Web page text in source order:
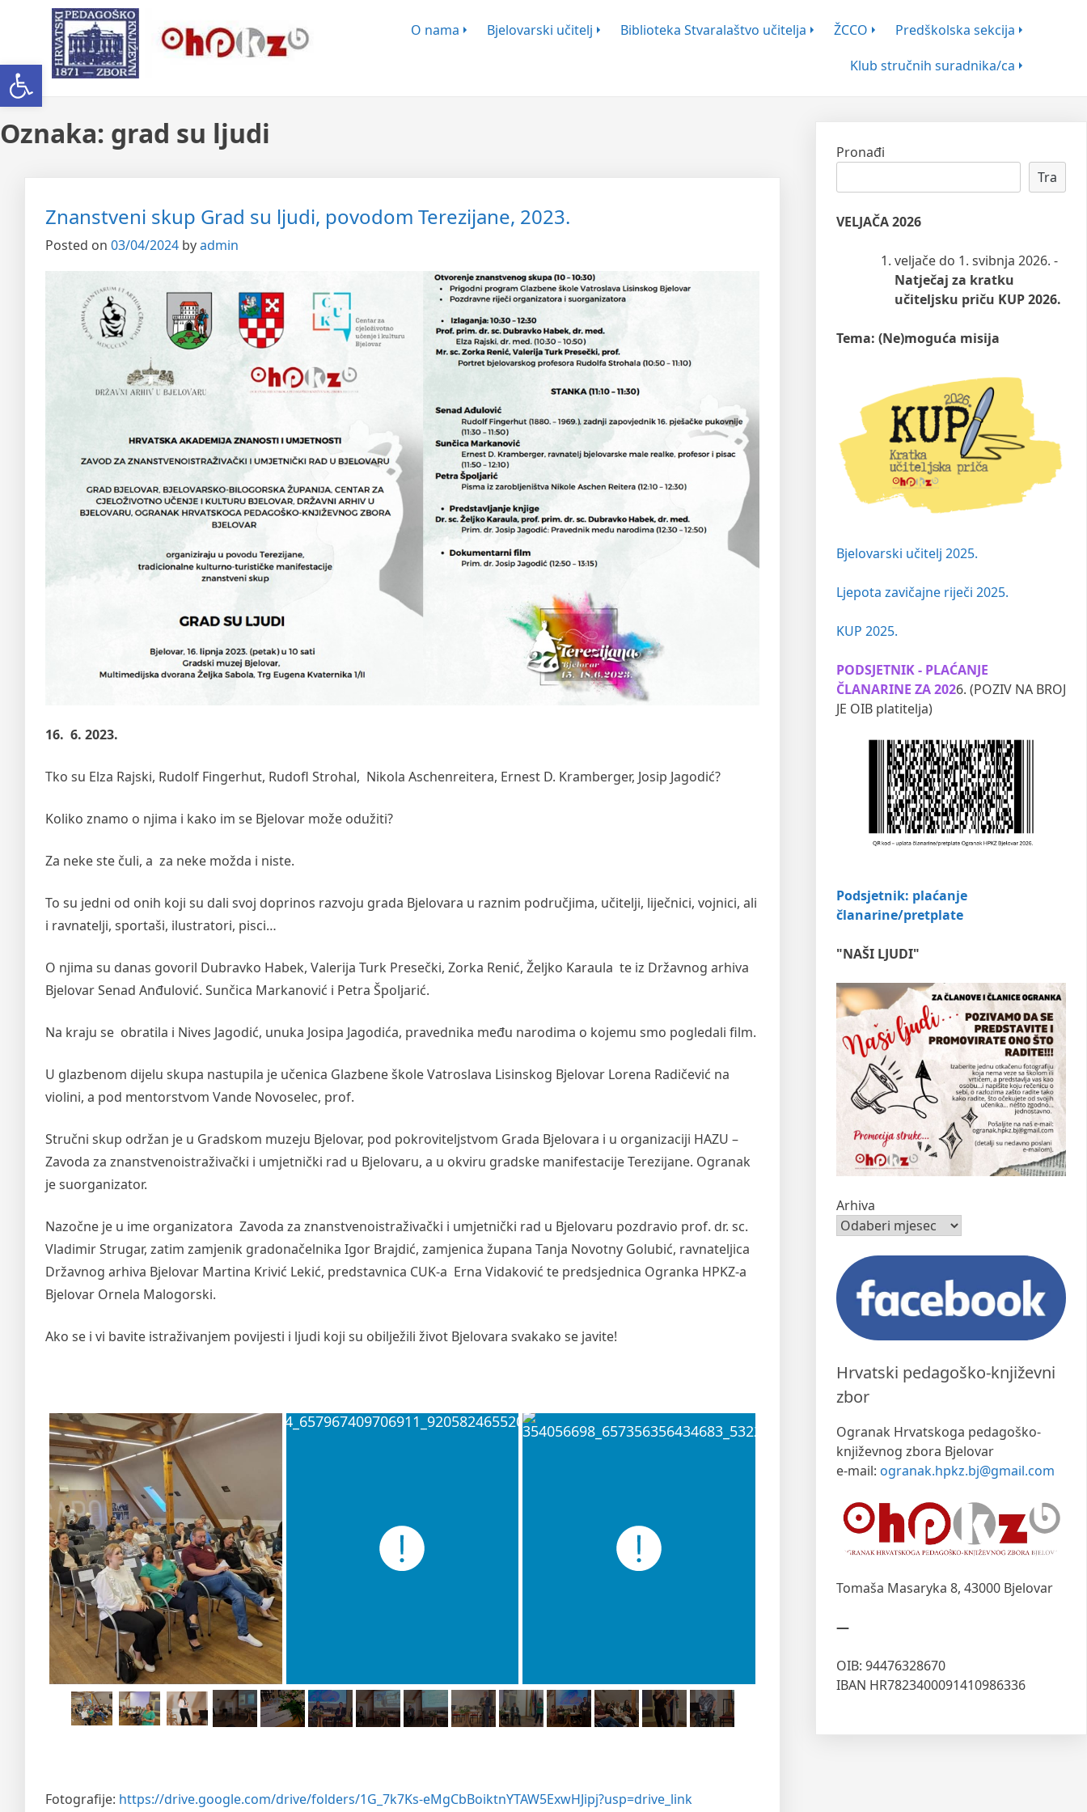
Open toolbar
Ogranak Hrvatskoga Pedagoško-Književnog Zbora Bjelovar
O nama Bjelovarski učitelj Biblioteka Stvaralaštvo učitelja ŽCCO
Predškolska sekcija
Klub stručnih suradnika/ca
Oznaka: grad su ljudi
Znanstveni skup Grad su ljudi, povodom Terezijane, 2023.
Posted on 03/04/2024 byadmin
16. 6. 2023.
Tko su Elza Rajski, Rudolf Fingerhut, Rudofl Strohal, Nikola Aschenreitera, Ernest D. Kramberger, Josip Jagodić?
Koliko znamo o njima i kako im se Bjelovar može odužiti?
Za neke ste čuli, a za neke možda i niste.
To su jedni od onih koji su dali svoj doprinos razvoju grada Bjelovara u raznim područjima, učitelji, liječnici, vojnici, ali
i ravnatelji, sportaši, ilustratori, pisci…
O njima su danas govoril Dubravko Habek, Valerija Turk Presečki, Zorka Renić, Željko Karaula te iz Državnog arhiva
Bjelovar Senad Anđulović. Sunčica Markanović i Petra Špoljarić.
Na kraju se obratila i Nives Jagodić, unuka Josipa Jagodića, pravednika među narodima o kojemu smo pogledali film.
U glazbenom dijelu skupa nastupila je učenica Glazbene škole Vatroslava Lisinskog Bjelovar Lorena Radičević na
violini, a pod mentorstvom Vande Novoselec, prof.
Stručni skup održan je u Gradskom muzeju Bjelovar, pod pokroviteljstvom Grada Bjelovara i u organizaciji HAZU –
Zavoda za znanstvenoistraživački i umjetnički rad u Bjelovaru, a u okviru gradske manifestacije Terezijane. Ogranak
je suorganizator.
Nazočne je u ime organizatora Zavoda za znanstvenoistraživački i umjetnički rad u Bjelovaru pozdravio prof. dr. sc.
Vladimir Strugar, zatim zamjenik gradonačelnika Igor Brajdić, zamjenica župana Tanja Novotny Golubić, ravnateljica
Državnog arhiva Bjelovar Martina Krivić Lekić, predstavnica CUK-a Erna Vidaković te predsjednica Ogranka HPKZ-a
Bjelovar Ornela Malogorski.
Ako se i vi bavite istraživanjem povijesti i ljudi koji su obilježili život Bjelovara svakako se javite!
Fotografije: https://drive.google.com/drive/folders/1G_7k7Ks-eMgCbBoiktnYTAW5ExwHJipj?usp=drive_link
Pronađi
Tra
VELJAČA 2026
veljače do 1. svibnja 2026. -
Natječaj za kratku
učiteljsku priču KUP 2026.
Tema: (Ne)moguća misija
Bjelovarski učitelj 2025.
Ljepota zavičajne riječi 2025.
KUP 2025.
PODSJETNIK - PLAĆANJE
ČLANARINE ZA 2026. (POZIV NA BROJ
JE OIB platitelja)
Podsjetnik: plaćanje
članarine/pretplate
"NAŠI LJUDI"
Arhiva
Hrvatski pedagoško-književni
zbor
Ogranak Hrvatskoga pedagoško-
književnog zbora Bjelovar
e-mail: ogranak.hpkz.bj@gmail.com
Tomaša Masaryka 8, 43000 Bjelovar
—
OIB: 94476328670
IBAN HR7823400091410986336